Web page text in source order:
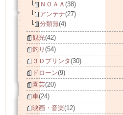
ＮＯＡＡ (38)
アンテナ(27)
分類無(4)
観光(42)
釣り (54)
３Ｄプリンタ(30)
ドローン(9)
園芸(20)
車(24)
映画・音楽(12)